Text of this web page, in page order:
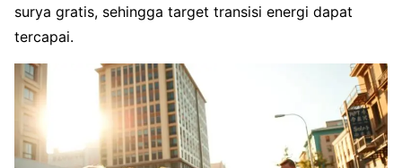
surya gratis, sehingga target transisi energi dapat
tercapai.